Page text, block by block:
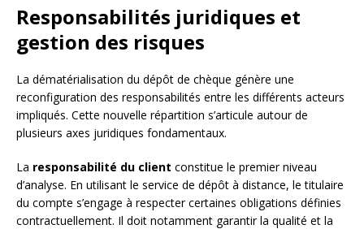
Responsabilités juridiques et
gestion des risques
La dématérialisation du dépôt de chèque génère une
reconfiguration des responsabilités entre les différents acteurs
impliqués. Cette nouvelle répartition s’articule autour de
plusieurs axes juridiques fondamentaux.
La responsabilité du client constitue le premier niveau
d’analyse. En utilisant le service de dépôt à distance, le titulaire
du compte s’engage à respecter certaines obligations définies
contractuellement. Il doit notamment garantir la qualité et la